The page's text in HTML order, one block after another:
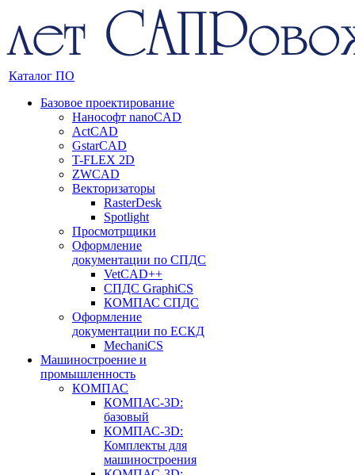
Каталог ПО
Базовое проектирование
Нанософт nanoCAD
ActCAD
GstarCAD
T-FLEX 2D
ZWCAD
Векторизаторы
RasterDesk
Spotlight
Просмотрщики
Оформление
документации по СПДС
VetCAD++
СПДС GraphiCS
КОМПАС СПДС
Оформление
документации по ЕСКД
MechaniCS
Машиностроение и
промышленность
КОМПАС
КОМПАС-3D:
базовый
КОМПАС-3D:
Комплекты для
машиностроения